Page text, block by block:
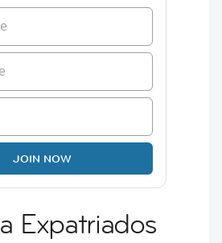
JOIN NOW
Expatriados